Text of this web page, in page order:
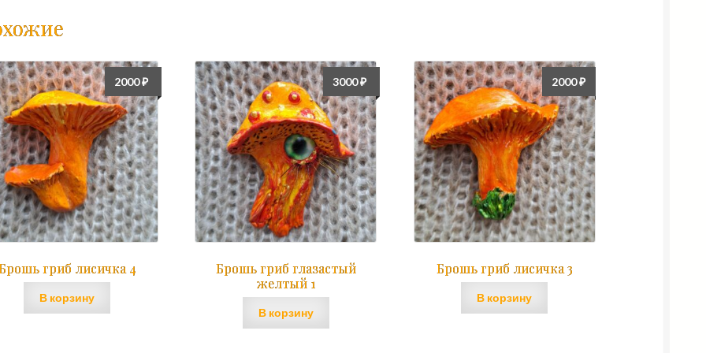
гриб лисичка 4
2000₽
В корзину
Брошь гриб глазастый
желтый 1
3000₽
В корзину
Брошь гриб лисичка 3
2000₽
В корзину